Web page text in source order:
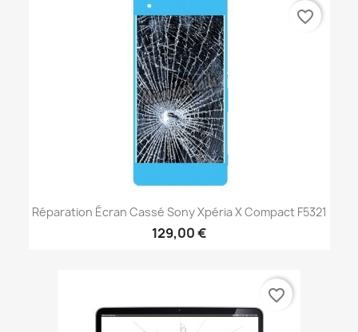
Réparation Écran Cassé Sony Xpéria X Compact F5321
129,00 €
favorite_border
favorite_border